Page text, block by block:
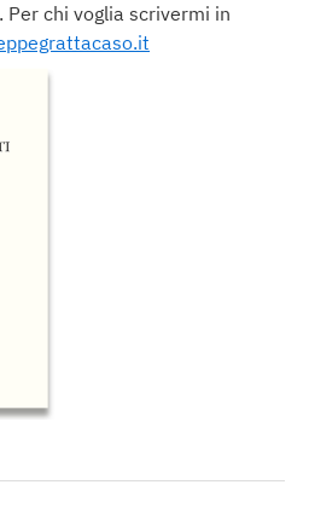
chi voglia scrivermi in